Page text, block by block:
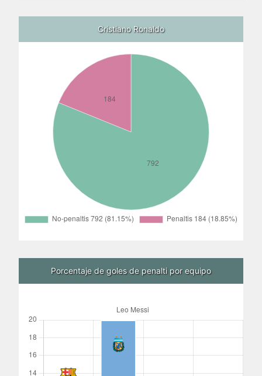
Cristiano Ronaldo
Porcentaje de goles de penalti por equipo